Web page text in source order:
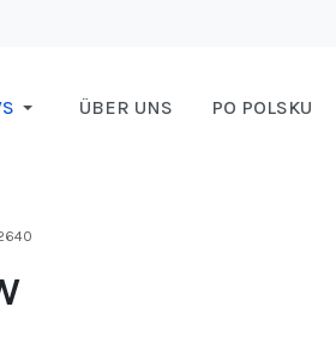
ÜBER UNS PO POLSKU